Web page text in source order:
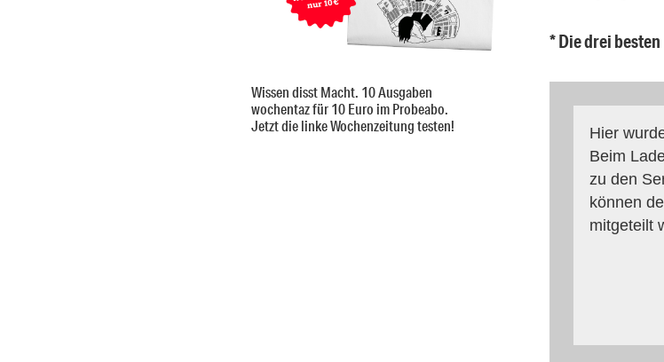
Wissen disst Macht. 10 Ausgaben
wochentaz für 10 Euro im Probeabo.
Jetzt die linke Wochenzeitung testen!
* Die drei
Hier
Beim
zu den
können
mitgeteilt